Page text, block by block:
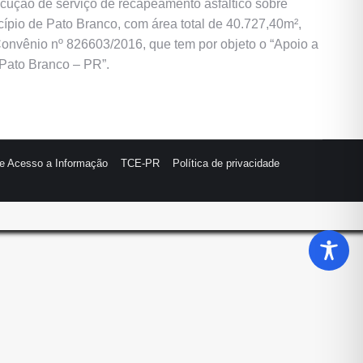
de serviço de recapeamento asfáltico sobre
de Pato Branco, com área total de 40.727,40m²,
nº 826603/2016, que tem por objeto o “Apoio a
Branco – PR”.
Acesso a Informação TCE-PR
Política de privacidade